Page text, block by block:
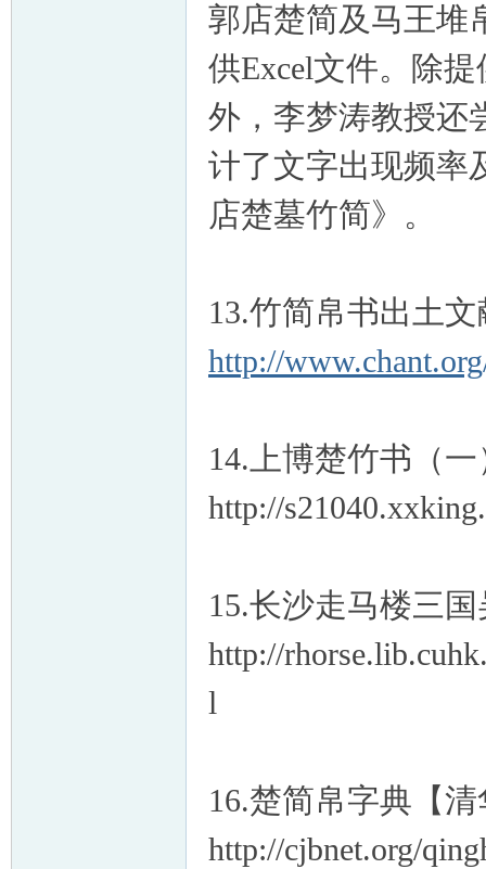
郭店楚简及马王堆
供Excel文件。除
外，李梦涛教授还
计了文字出现频率
店楚墓竹简》。
13.竹简帛书出土
http://
14.上博楚竹书（一
http://
15.长沙走马楼三
http://
l
16.楚简帛字典【
http://cjbnet.org/